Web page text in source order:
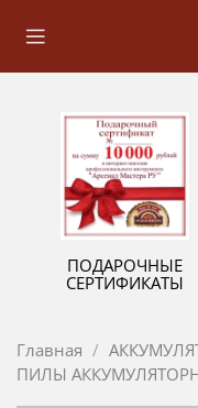
ПОДАРОЧНЫЕ
СЕРТИФИКАТЫ
Главная
ПИЛЫ